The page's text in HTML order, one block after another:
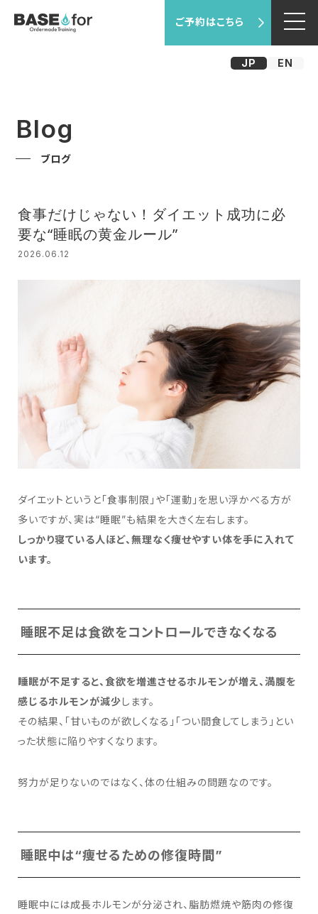
ご予約はこちら
JP EN
Blog
ブログ
食事だけじゃない！ダイエット成功に必
要な“睡眠の黄金ルール”
2026.06.12
ダイエットというと「食事制限」や「運動」を思い浮かべる方が
多いですが、実は“睡眠”も結果を大きく左右します。
しっかり寝ている人ほど、無理なく痩せやすい体を手に入れて
います。
睡眠不足は食欲をコントロールできなくなる
睡眠が不足すると、食欲を増進させるホルモンが増え、満腹を
感じるホルモンが減少します。
その結果、「甘いものが欲しくなる」「つい間食してしまう」とい
った状態に陥りやすくなります。
努力が足りないのではなく、体の仕組みの問題なのです。
睡眠中は“痩せるための修復時間”
睡眠中には成長ホルモンが分泌され、脂肪燃焼や筋肉の修復